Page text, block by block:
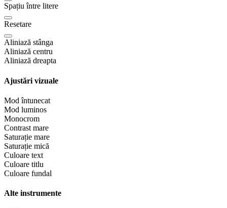
Spațiu între litere
Resetare
Aliniază stânga
Aliniază centru
Aliniază dreapta
Ajustări vizuale
Mod întunecat
Mod luminos
Monocrom
Contrast mare
Saturație mare
Saturație mică
Culoare text
Culoare titlu
Culoare fundal
Alte instrumente